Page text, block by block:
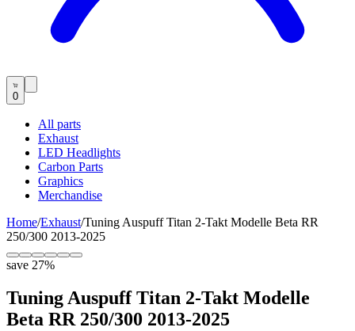
0
All parts
Exhaust
LED Headlights
Carbon Parts
Graphics
Merchandise
Home/Exhaust/Tuning Auspuff Titan 2-Takt Modelle Beta RR
250/300 2013-2025
save 27%
Tuning Auspuff Titan 2-Takt Modelle
Beta RR 250/300 2013-2025